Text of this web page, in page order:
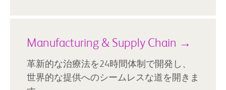
Manufacturing & Supply Chain →
革新的な治療法を24時間体制で開発し、
世界的な提供へのシームレスな道を開きま